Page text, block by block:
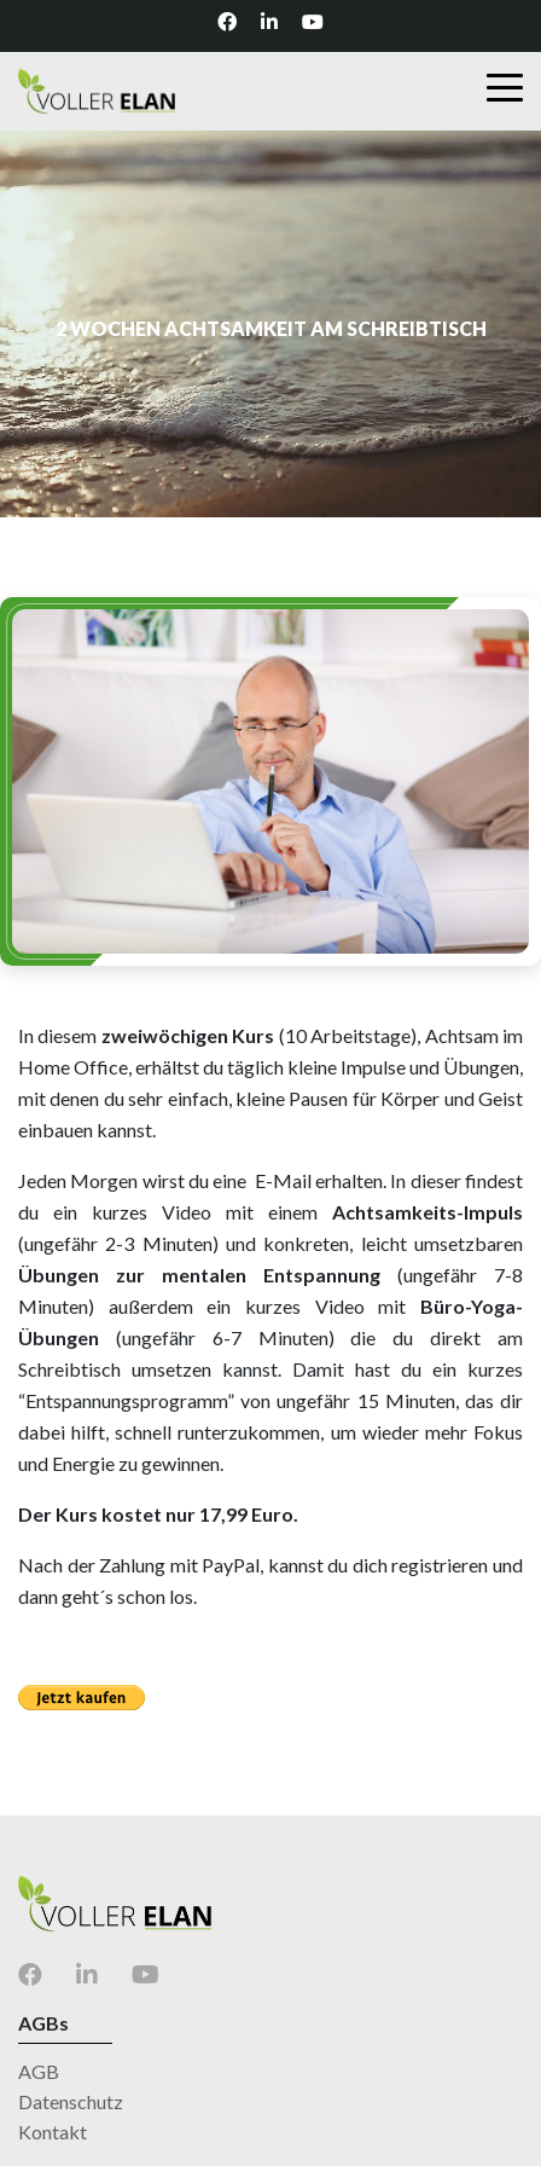
2 WOCHEN ACHTSAMKEIT AM SCHREIBTISCH
In diesem zweiwöchigen Kurs (10 Arbeitstage), Achtsam im
Home Office, erhältst du täglich kleine Impulse und Übungen,
mit denen du sehr einfach, kleine Pausen für Körper und Geist
einbauen kannst.
Jeden Morgen wirst du eine E-Mail erhalten. In dieser findest
du ein kurzes Video mit einem Achtsamkeits-Impuls
(ungefähr 2-3 Minuten) und konkreten, leicht umsetzbaren
Übungen zur mentalen Entspannung (ungefähr 7-8
Minuten) außerdem ein kurzes Video mit Büro-Yoga-
Übungen (ungefähr 6-7 Minuten) die du direkt am
Schreibtisch umsetzen kannst. Damit hast du ein kurzes
“Entspannungsprogramm” von ungefähr 15 Minuten, das dir
dabei hilft, schnell runterzukommen, um wieder mehr Fokus
und Energie zu gewinnen.
Der Kurs kostet nur 17,99 Euro.
Nach der Zahlung mit PayPal, kannst du dich registrieren und
dann geht´s schon los.
AGBs
AGB
Datenschutz
Kontakt